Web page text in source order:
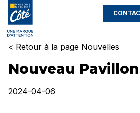
< Retour à la page Nouvelles
Nouveau
2024-04-06